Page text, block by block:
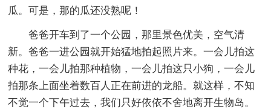
瓜。可是，那的瓜还没熟呢！
爸爸开车到了一个公园，那里景色优美，空气清
新。爸爸一进公园就开始猛地拍起照片来。一会儿拍这
种花，一会儿拍那种植物，一会儿拍这只小狗，一会儿
拍那条上面坐着数百人正在前进的龙船。就这样，不知
不觉一个下午过去，我们只好依依不舍地离开生物岛。